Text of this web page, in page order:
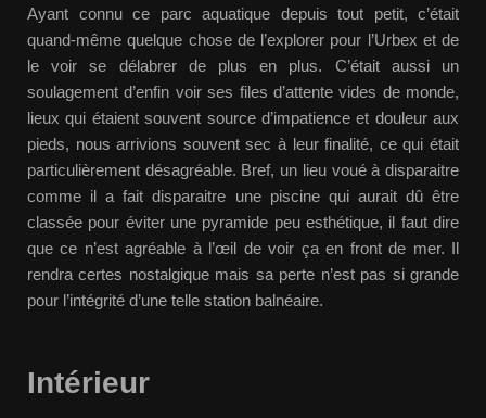
Ayant connu ce parc aquatique depuis tout petit, c’était
quand-même quelque chose de l’explorer pour l’Urbex et de
le voir se délabrer de plus en plus. C’était aussi un
soulagement d’enfin voir ses files d’attente vides de monde,
lieux qui étaient souvent source d’impatience et douleur aux
pieds, nous arrivions souvent sec à leur finalité, ce qui était
particulièrement désagréable. Bref, un lieu voué à disparaitre
comme il a fait disparaitre une piscine qui aurait dû être
classée pour éviter une pyramide peu esthétique, il faut dire
que ce n’est agréable à l’œil de voir ça en front de mer. Il
rendra certes nostalgique mais sa perte n’est pas si grande
pour l’intégrité d’une telle station balnéaire.
Intérieur